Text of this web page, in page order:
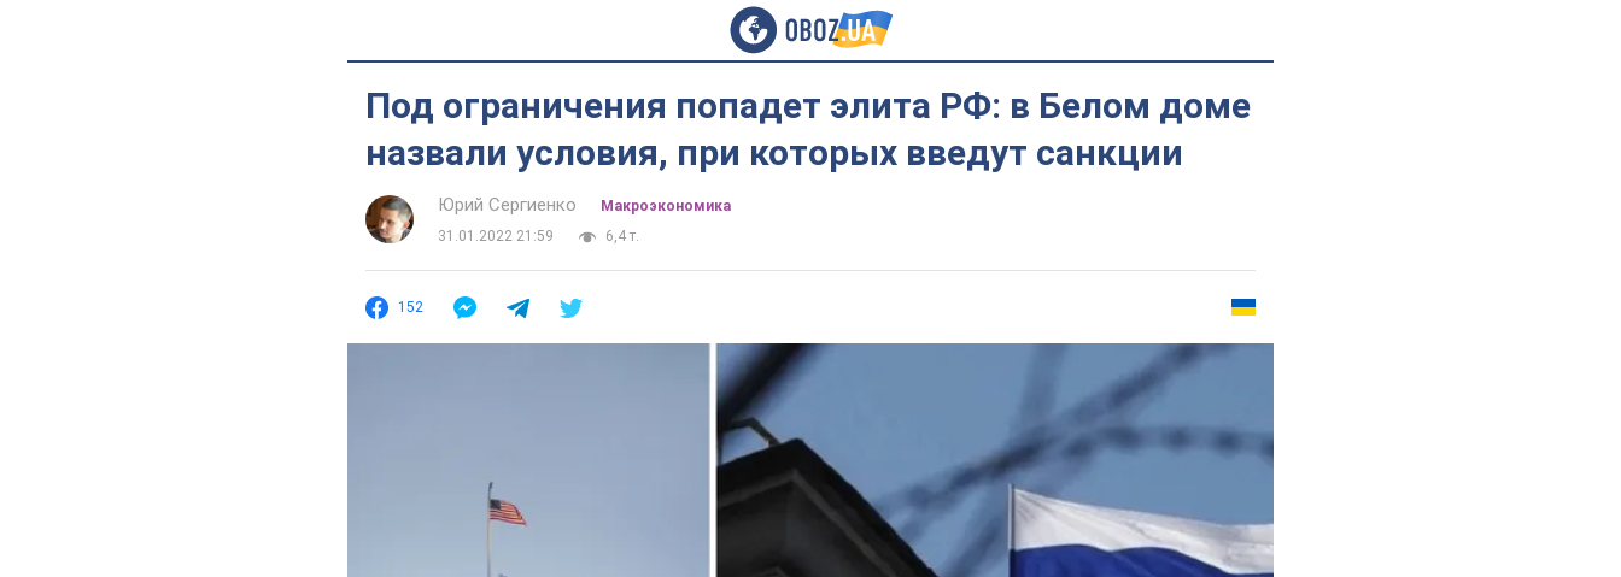
Под ограничения попадет элита РФ: в Белом доме
назвали условия, при которых введут санкции
Юрий Сергиенко
Mакроэкономика
31.01.2022 21:59
6,4 т.
152